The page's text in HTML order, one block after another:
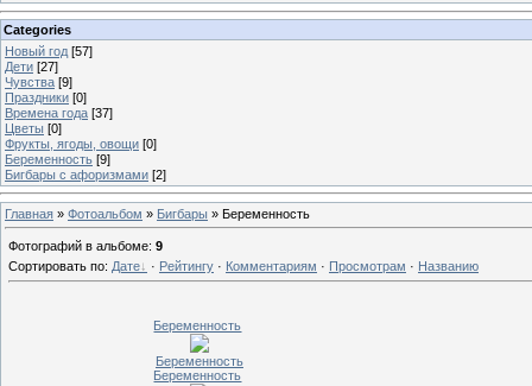
Categories
Новый год [57]
Дети [27]
Чувства [9]
Праздники [0]
Времена года [37]
Цветы [0]
Фрукты, ягоды, овощи [0]
Беременность [9]
Бигбары с афоризмами [2]
Главная » Фотоальбом » Бигбары » Беременность
Фотографий в альбоме: 9
Сортировать по: Дате · Рейтингу · Комментариям · Просмотрам · Названию
Беременность
Беременность
Беременность